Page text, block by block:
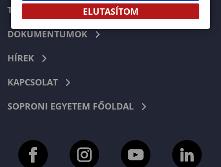
TELEFONKÖNYV
DOKUMENTUMOK
HÍREK
KAPCSOLAT
SOPRONI EGYETEM FŐOLDAL
ELUTASÍTOM